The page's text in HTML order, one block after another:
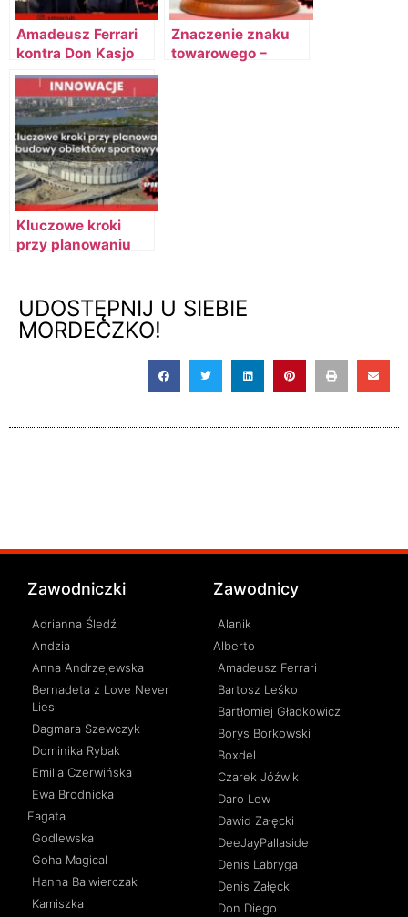
Amadeusz Ferrari
kontra Don Kasjo
na Festiwalu
$ZTO$!
Znaczenie znaku
towarowego –
Kluczowe kroki
przy planowaniu
UDOSTĘPNIJ U SIEBIE
MORDECZKO!
Zawodniczki
Adrianna Śledź
Andzia
Anna Andrzejewska
Bernadeta z Love Never
Lies
Dagmara Szewczyk
Dominika Rybak
Emilia Czerwińska
Ewa Brodnicka
Fagata
Godlewska
Goha Magical
Hanna Balwierczak
Kamiszka
Zawodnicy
Alanik
Alberto
Amadeusz Ferrari
Bartosz Leśko
Bartłomiej Gładkowicz
Borys Borkowski
Boxdel
Czarek Jóźwik
Daro Lew
Dawid Załęcki
DeeJayPallaside
Denis Labryga
Denis Załęcki
Don Diego